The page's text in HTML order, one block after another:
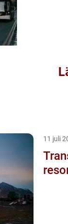
11 juli